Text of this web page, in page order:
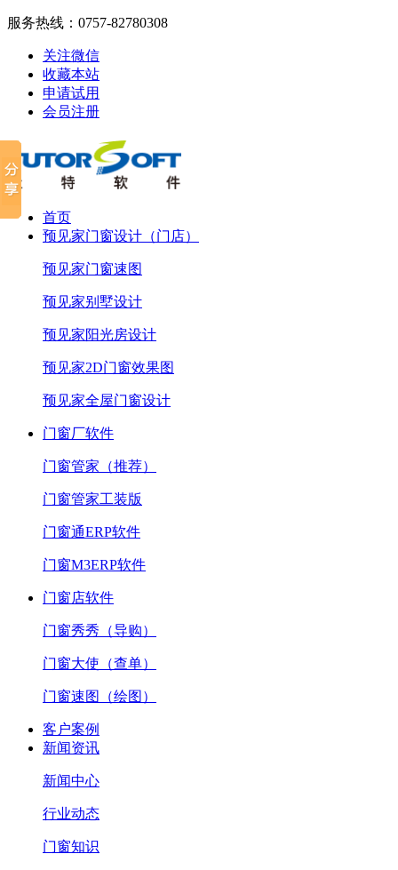
服务热线： 0757-82780308
关注微信
收藏本站
申请试用
会员注册
首页
预见家门窗设计（门店）
预见家门窗速图
预见家别墅设计
预见家阳光房设计
预见家2D门窗效果图
预见家全屋门窗设计
门窗厂软件
门窗管家（推荐）
门窗管家工装版
门窗通ERP软件
门窗M3ERP软件
门窗店软件
门窗秀秀（导购）
门窗大使（查单）
门窗速图（绘图）
客户案例
新闻资讯
新闻中心
行业动态
门窗知识